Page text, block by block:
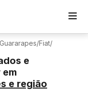
/Fiat/
e
em
e região